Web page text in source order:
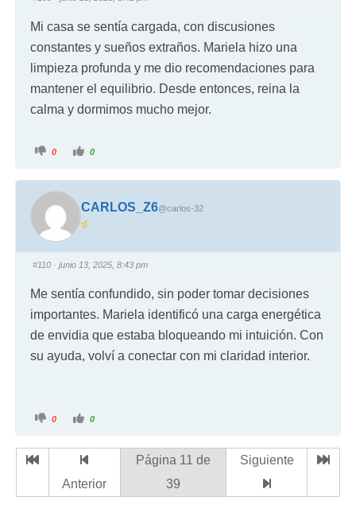
Mi casa se sentía cargada, con discusiones
constantes y sueños extraños. Mariela hizo una
limpieza profunda y me dio recomendaciones para
mantener el equilibrio. Desde entonces, reina la
calma y dormimos mucho mejor.
0 0
CARLOS_Z6@carlos-32
#110 · junio 13, 2025, 8:43 pm
Me sentía confundido, sin poder tomar decisiones
importantes. Mariela identificó una carga energética
de envidia que estaba bloqueando mi intuición. Con
su ayuda, volví a conectar con mi claridad interior.
0 0
Anterior
Página 11 de
39
Siguiente